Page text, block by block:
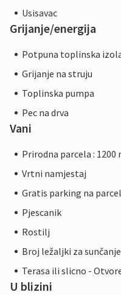
Usisavac
Grijanje/energija
Potpuna toplinska
Grijanje na struju
Toplinska pumpa
Pec na drva
Vani
Prirodna parcela : 1200
Vrtni namjestaj
Gratis parking na
Pjescanik
Rostilj
Broj ležaljki za
Terasa ili slicno -
U blizini